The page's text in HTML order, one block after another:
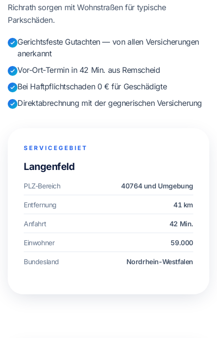
Richrath sorgen mit Wohnstraßen für typische
Parkschäden.
Gerichtsfeste Gutachten — von allen Versicherungen
anerkannt
Vor-Ort-Termin in 42 Min. aus Remscheid
Bei Haftpflichtschaden 0 € für Geschädigte
Direktabrechnung mit der gegnerischen Versicherung
SERVICEGEBIET
Langenfeld
PLZ-Bereich 40764 und Umgebung
Entfernung 41 km
Anfahrt 42 Min.
Einwohner 59.000
Bundesland Nordrhein-Westfalen